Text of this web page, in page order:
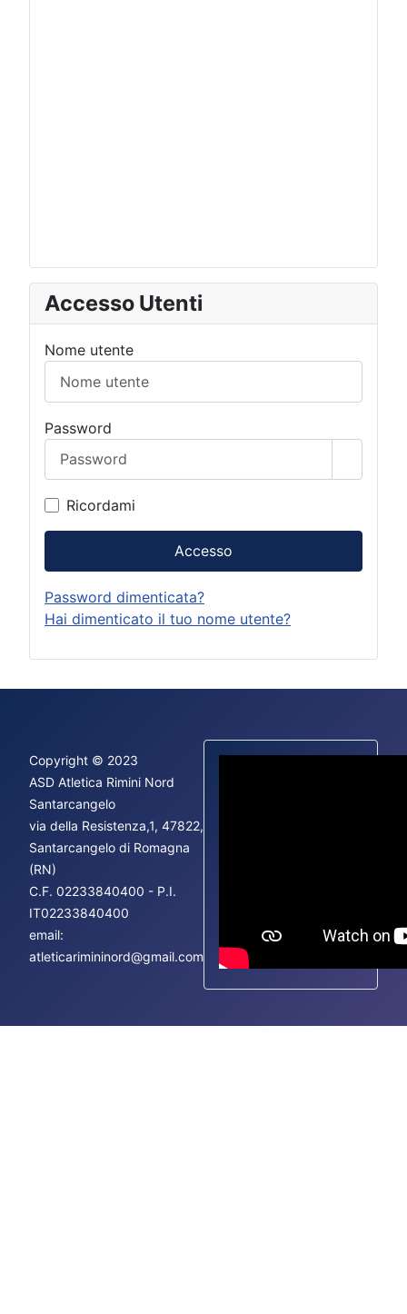
Accesso Utenti
Nome utente
Password
Ricordami
Accesso
Password dimenticata?
Hai dimenticato il tuo nome utente?
Copyright © 2023
ASD Atletica Rimini Nord
Santarcangelo
via della Resistenza,1, 47822,
Santarcangelo di Romagna
(RN)
C.F. 02233840400 - P.I.
IT02233840400
email:
atleticarimininord@gmail.com